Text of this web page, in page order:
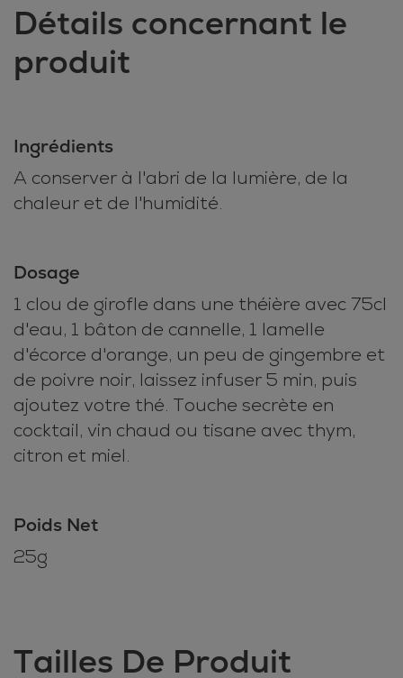
Détails concernant le
produit
Ingrédients
A conserver à l'abri de la lumière, de la
chaleur et de l'humidité.
Dosage
1 clou de girofle dans une théière avec 75cl
d'eau, 1 bâton de cannelle, 1 lamelle
d'écorce d'orange, un peu de gingembre et
de poivre noir, laissez infuser 5 min, puis
ajoutez votre thé. Touche secrète en
cocktail, vin chaud ou tisane avec thym,
citron et miel.
Poids Net
25g
Tailles De Produit